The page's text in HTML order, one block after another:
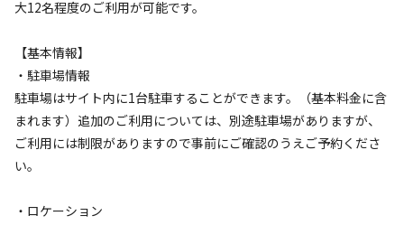
大12名程度のご利用が可能です。
【基本情報】
・駐車場情報
駐車場はサイト内に1台駐車することができます。（基本料金に含
まれます）追加のご利用については、別途駐車場がありますが、
ご利用には制限がありますので事前にご確認のうえご予約くださ
い。
・ロケーション
キャンプ場からのお知らせ
2023.6.12 更新
直近のソロキャンプは予約が開いている場合、お得な料金に